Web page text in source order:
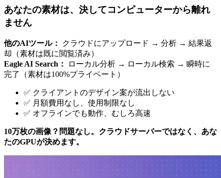
あなたの素材は、決してコンピューターから離れ
ません
他のAIツール：
クラウドにアップロード → 分析 → 結果返
却（素材は既に閲覧済み）
Eagle AI Search：
ローカル分析 → ローカル検索 → 瞬時に
完了（素材は100%プライベート）
✅ クライアントのデザイン案が流出しない
✅ 月額費用なし、使用制限なし
✅ オフラインでも動作、むしろ高速
10万枚の画像？問題なし。クラウドサーバーではなく、あな
たのGPUが決めます。